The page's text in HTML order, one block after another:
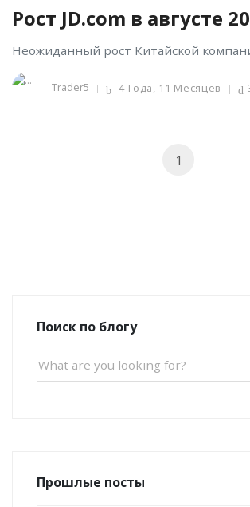
Рост JD.com в августе
Неожиданный рост Китайской
Trader5 4 Года, 11 Месяцев
1
Поиск по блогу
Прошлые посты